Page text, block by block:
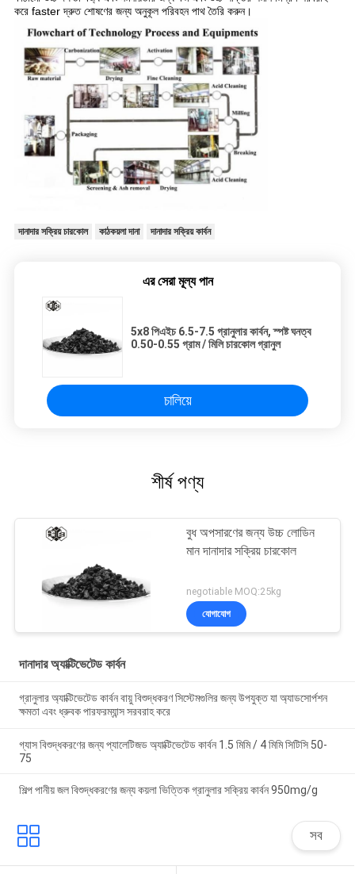
করে faster দ্রুত শোষণের জন্য অনুকূল পরিবহন পাথ তৈরি করুন।
দানাদার সক্রিয় চারকোল কাঠকয়লা দানা দানাদার সক্রিয় কার্বন
এর সেরা মূল্য পান
5x8 পিএইচ 6.5-7.5 গ্রানুলার কার্বন, স্পষ্ট ঘনত্ব
0.50-0.55 গ্রাম / মিলি চারকোল গ্রানুল
চালিয়ে
শীর্ষ পণ্য
বুধ অপসারণের জন্য উচ্চ লোডিন
মান দানাদার সক্রিয় চারকোল
negotiable MOQ:25kg
যোগাযোগ
দানাদার অ্যাক্টিভেটেড কার্বন
গ্রানুলার অ্যাক্টিভেটেড কার্বন বায়ু বিশুদ্ধকরণ সিস্টেমগুলির জন্য উপযুক্ত যা অ্যাডসোর্পশন
ক্ষমতা এবং ধ্রুবক পারফরম্যান্স সরবরাহ করে
গ্যাস বিশুদ্ধকরণের জন্য প্যালেটিজড অ্যাক্টিভেটেড কার্বন 1.5 মিমি / 4 মিমি সিটিসি 50-
75
শিল্প পানীয় জল বিশুদ্ধকরণের জন্য কয়লা ভিত্তিক গ্রানুলার সক্রিয় কার্বন 950mg/g
সব